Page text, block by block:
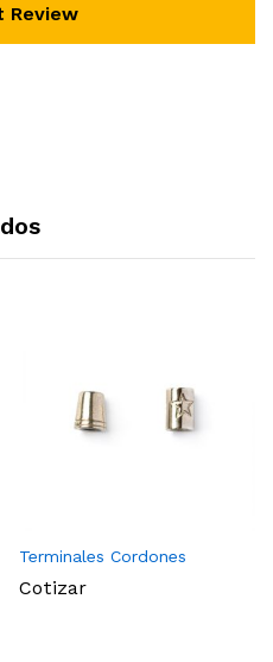
Terminales Cordones
Cotizar